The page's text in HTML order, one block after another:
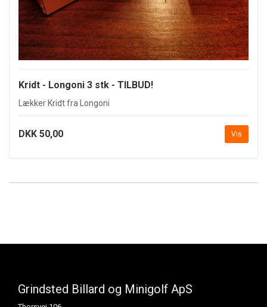
Kridt - Longoni 3 stk - TILBUD!
Lækker Kridt fra Longoni
DKK 50,00 Vis
Grindsted Billard og Minigolf ApS